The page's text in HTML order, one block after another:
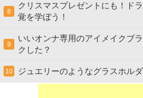
8
クリスマスプレゼントにも！ド
覚を学ぼう！
9
いいオンナ専用のアイメイクブ
クした？
10 ジュエリーのようなグラスホル